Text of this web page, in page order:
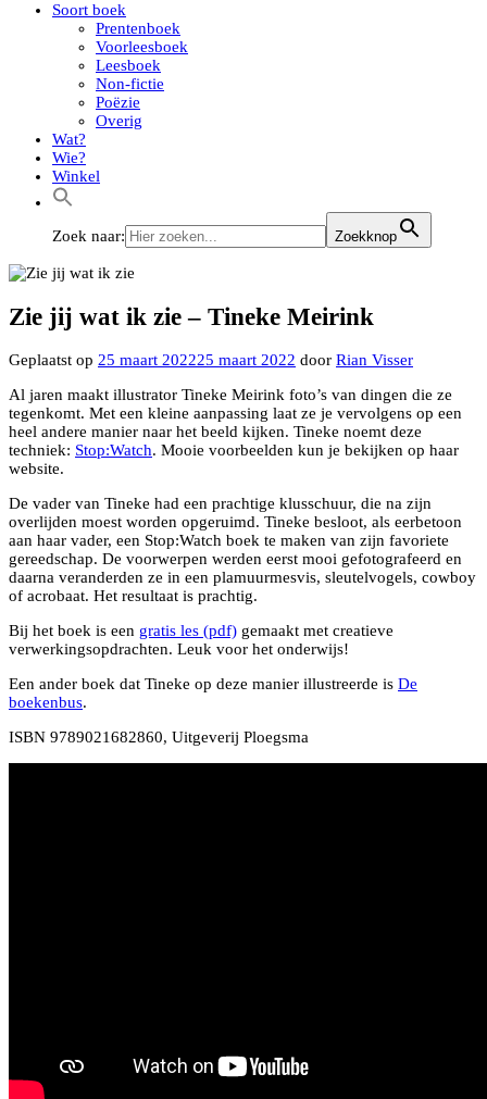
Soort boek
Prentenboek
Voorleesboek
Leesboek
Non-fictie
Poëzie
Overig
Wat?
Wie?
Winkel
Zoek naar: Zoekknop
Zie jij wat ik zie – Tineke Meirink
Geplaatst op 25 maart 202225 maart 2022 door Rian Visser
Al jaren maakt illustrator Tineke Meirink foto’s van dingen die ze
tegenkomt. Met een kleine aanpassing laat ze je vervolgens op een
heel andere manier naar het beeld kijken. Tineke noemt deze
techniek: Stop:Watch. Mooie voorbeelden kun je bekijken op haar
website.
De vader van Tineke had een prachtige klusschuur, die na zijn
overlijden moest worden opgeruimd. Tineke besloot, als eerbetoon
aan haar vader, een Stop:Watch boek te maken van zijn favoriete
gereedschap. De voorwerpen werden eerst mooi gefotografeerd en
daarna veranderden ze in een plamuurmesvis, sleutelvogels, cowboy
of acrobaat. Het resultaat is prachtig.
Bij het boek is een gratis les (pdf) gemaakt met creatieve
verwerkingsopdrachten. Leuk voor het onderwijs!
Een ander boek dat Tineke op deze manier illustreerde is De
boekenbus.
ISBN 9789021682860, Uitgeverij Ploegsma